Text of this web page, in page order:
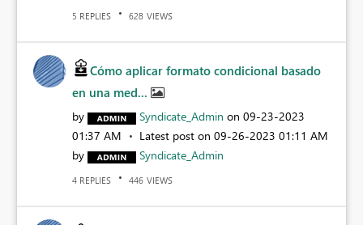
5 REPLIES 628 VIEWS
Cómo aplicar formato condicional basado
en una med...
by Syndicate_Admin on ‎09-23-2023
01:37 AM
Latest post on ‎09-26-2023 01:11 AM
by
Syndicate_Admin
4 REPLIES 446 VIEWS